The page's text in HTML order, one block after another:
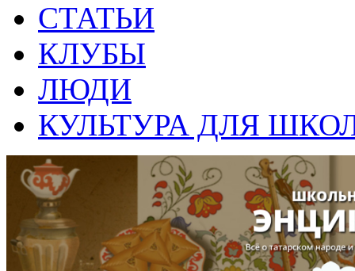
СТАТЬИ
КЛУБЫ
ЛЮДИ
КУЛЬТУРА ДЛЯ